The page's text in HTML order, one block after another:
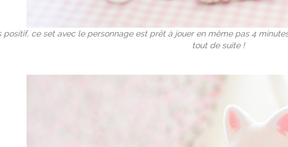
positif, ce set avec le personnage est prêt à jouer en même pas 4
tout de suite !